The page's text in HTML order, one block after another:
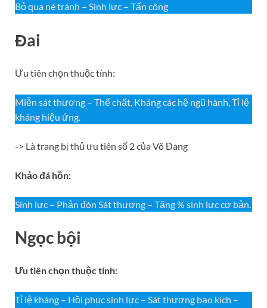
Bỏ qua né tránh – Sinh lực – Tấn công
Đai
Ưu tiên chọn thuộc tính:
Miễn sát thương – Thể chất, Kháng các hệ ngũ hành, Tỉ lệ
kháng hiệu ứng.
-> Là trang bị thủ ưu tiên số 2 của Võ Đang
Khảo đá hồn:
Sinh lực – Phản đòn Sát thương – Tăng % sinh lực cơ bản.
Ngọc bội
Ưu tiên chọn thuộc tính:
Tỉ lệ kháng – Hồi phục sinh lực – Sát thương bạo kích –